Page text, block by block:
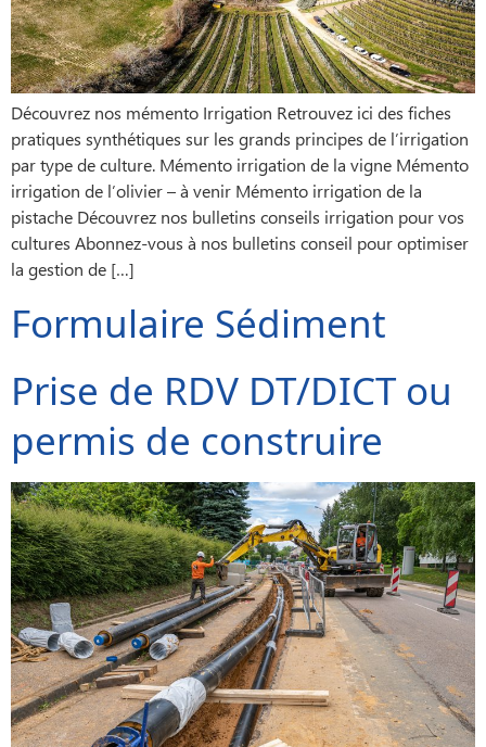
Découvrez nos mémento Irrigation Retrouvez ici des fiches
pratiques synthétiques sur les grands principes de l’irrigation
par type de culture. Mémento irrigation de la vigne Mémento
irrigation de l’olivier – à venir Mémento irrigation de la
pistache Découvrez nos bulletins conseils irrigation pour vos
cultures Abonnez-vous à nos bulletins conseil pour optimiser
la gestion de […]
Formulaire Sédiment
Prise de RDV DT/DICT ou
permis de construire